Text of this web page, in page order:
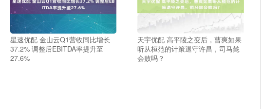
星速优配 金山云Q1营收同比增长
37.2% 调整后EBITDA率提升至
27.6%
天宇优配 高平陵之变后，曹爽如果
听从桓范的计策退守许昌，司马懿
会败吗？